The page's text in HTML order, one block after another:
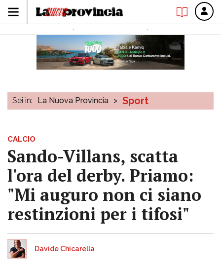
Sei in: La Nuova Provincia > Sport
CALCIO
Sando-Villans, scatta
l'ora del derby. Priamo:
"Mi auguro non ci siano
restinzioni per i tifosi"
Davide Chicarella